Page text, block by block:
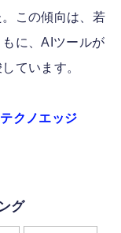
この傾向は、若
に、AIツールが
ています。
クノエッジ
グ